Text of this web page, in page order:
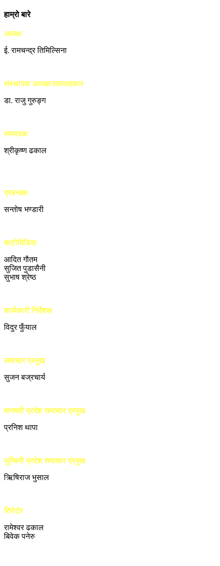
हाम्रो बारे
अध्यक्ष
ई. रामचन्द्र तिमिल्सिना
संस्थापक अध्यक्ष/सल्लाहकार
डा. राजु गुरुङ्ग
सम्पादक
श्रीकृष्ण ढकाल
प्रबन्धक
सन्तोष भण्डारी
मल्टीमिडिया
आदित गौतम
सुजित पुडासैनी
सुभाष श्रेष्ठ
कार्यकारी निर्देशक
विदुर फुँयाल
समाचार प्रमुख
सुजन बज्रचार्य
बागमती प्रदेश समाचार प्रमुख
प्रनिश थापा
लुम्बिनी प्रदेश समाचार प्रमुख
ऋिषिराज भुसाल
रिपोर्टर
रामेश्वर ढकाल
बिवेक पनेरु